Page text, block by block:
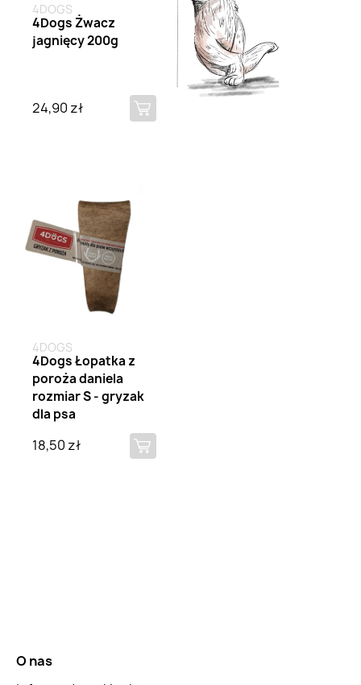
4DOGS
4Dogs Żwacz
jagnięcy 200g
24,90 zł
4DOGS
4Dogs Łopatka z
poroża daniela
rozmiar S - gryzak
dla psa
18,50 zł
O nas